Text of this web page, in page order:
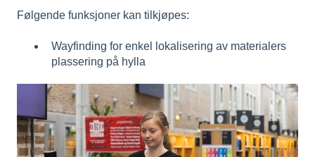
Følgende funksjoner kan tilkjøpes:
Wayfinding for enkel lokalisering av materialers
plassering på hylla